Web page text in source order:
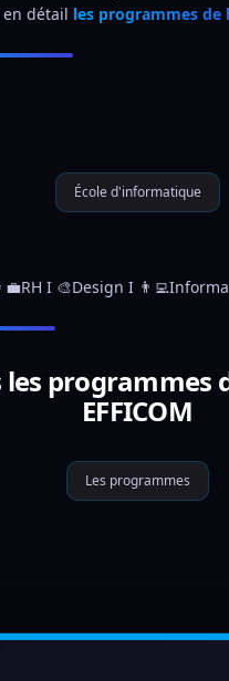
en détail les programmes de
École d'informatique
I 🎨Design I
les programmes
EFFICOM
Les programmes